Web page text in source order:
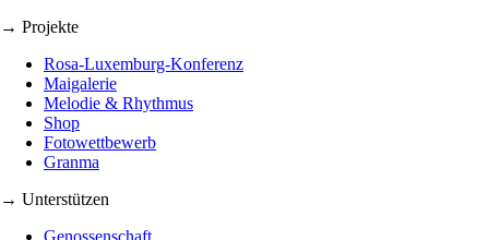
→ Projekte
Rosa-Luxemburg-Konferenz
Maigalerie
Melodie & Rhythmus
Shop
Fotowettbewerb
Granma
→ Unterstützen
Genossenschaft